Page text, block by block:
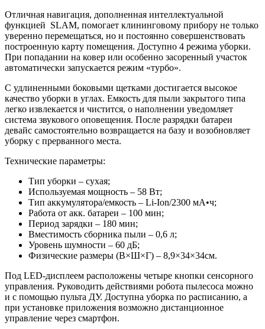
Отличная навигация, дополненная интеллектуальной
функцией SLAM, помогает клининговому прибору не только
уверенно перемещаться, но и постоянно совершенствовать
построенную карту помещения. Доступно 4 режима уборки.
При попадании на ковер или особенно засоренный участок
автоматически запускается режим «турбо».
С удлиненными боковыми щетками достигается высокое
качество уборки в углах. Емкость для пыли закрытого типа
легко извлекается и чистится, о наполнении уведомляет
система звукового оповещения. После разрядки батареи
девайс самостоятельно возвращается на базу и возобновляет
уборку с прерванного места.
Технические параметры:
Тип уборки – сухая;
Используемая мощность – 58 Вт;
Тип аккумулятора/емкость – Li-Ion/2300 мА•ч;
Работа от акк. батареи – 100 мин;
Период зарядки – 180 мин;
Вместимость сборника пыли – 0,6 л;
Уровень шумности – 60 дБ;
Физические размеры (В×Ш×Г) – 8,9×34×34см.
Под LED-дисплеем расположены четыре кнопки сенсорного
управления. Руководить действиями робота пылесоса можно
и с помощью пульта ДУ. Доступна уборка по расписанию, а
при установке приложения возможно дистанционное
управление через смартфон.